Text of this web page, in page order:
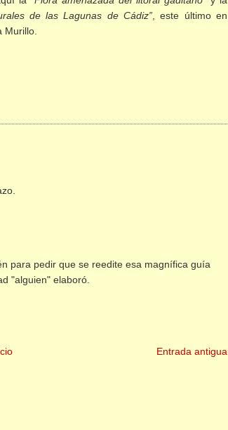
de las Lagunas de Cádiz”, este último en
Murillo.
para pedir que se reedite esa magnífica guía
"alguien" elaboró.
Entrada antigua